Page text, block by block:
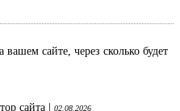
сайте, через сколько будет
сайта |
02.08.2026